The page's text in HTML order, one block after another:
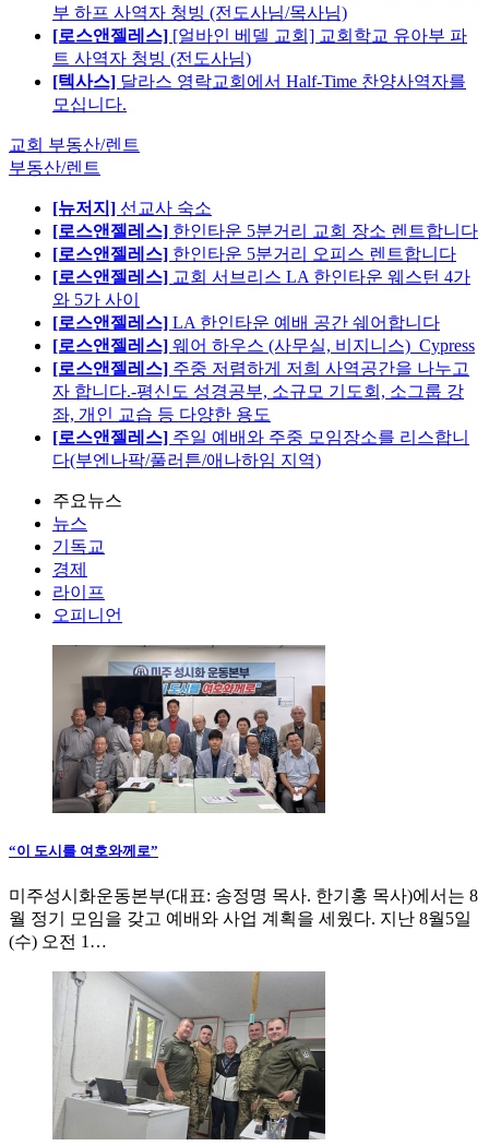
부 하프 사역자 청빙 (전도사님/목사님)
[로스앤젤레스] [얼바인 베델 교회] 교회학교 유아부 파
트 사역자 청빙 (전도사님)
[텍사스] 달라스 영락교회에서 Half-Time 찬양사역자를
모십니다.
교회 부동산/렌트
부동산/렌트
[뉴저지] 선교사 숙소
[로스앤젤레스] 한인타운 5분거리 교회 장소 렌트합니다
[로스앤젤레스] 한인타운 5분거리 오피스 렌트합니다
[로스앤젤레스] 교회 서브리스 LA 한인타운 웨스턴 4가
와 5가 사이
[로스앤젤레스] LA 한인타운 예배 공간 쉐어합니다
[로스앤젤레스] 웨어 하우스 (사무실, 비지니스)_Cypress
[로스앤젤레스] 주중 저렴하게 저희 사역공간을 나누고
자 합니다.-평신도 성경공부, 소규모 기도회, 소그룹 강
좌, 개인 교습 등 다양한 용도
[로스앤젤레스] 주일 예배와 주중 모임장소를 리스합니
다(부엔나팍/풀러튼/애나하임 지역)
주요뉴스
뉴스
기독교
경제
라이프
오피니언
“이 도시를 여호와께로”
미주성시화운동본부(대표: 송정명 목사. 한기홍 목사)에서는 8
월 정기 모임을 갖고 예배와 사업 계획을 세웠다. 지난 8월5일
(수) 오전 1…